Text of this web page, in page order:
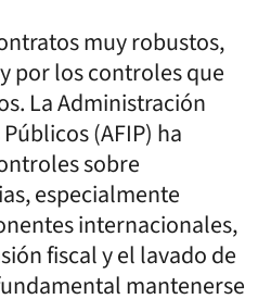
muy robustos,
por los controles que
La Administración
(AFIP) ha
sobre
especialmente
internacionales,
fiscal y el lavado de
mantenerse